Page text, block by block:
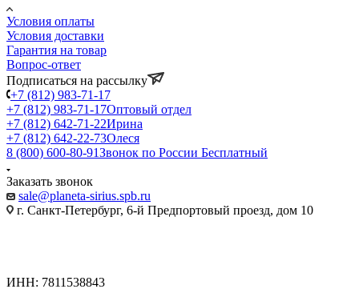
Условия оплаты
Условия доставки
Гарантия на товар
Вопрос-ответ
Подписаться на рассылку
+7 (812) 983-71-17
+7 (812) 983-71-17Оптовый отдел
+7 (812) 642-71-22Ирина
+7 (812) 642-22-73Олеся
8 (800) 600-80-91Звонок по России Бесплатный
Заказать звонок
sale@planeta-sirius.spb.ru
г. Санкт-Петербург, 6-й Предпортовый проезд, дом 10
ИНН: 7811538843